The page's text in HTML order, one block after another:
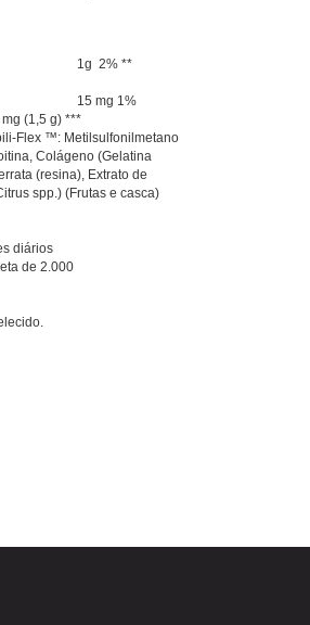
1g 2% **
15 mg 1%
(1,5 g) ***
Flex ™: Metilsulfonilmetano
Colágeno (Gelatina
(resina), Extrato de
spp.) (Frutas e casca)
diários
de 2.000